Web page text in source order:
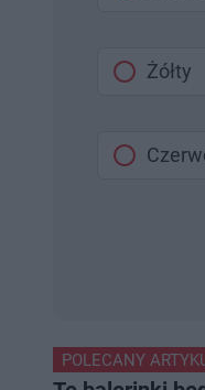
Żółty
POLECANY